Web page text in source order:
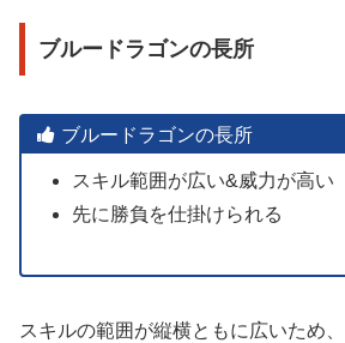
ブルードラゴンの長所
ブルードラゴンの長所
スキル範囲が広い&威力が高い
先に勝負を仕掛けられる
スキルの範囲が縦横ともに広いため、